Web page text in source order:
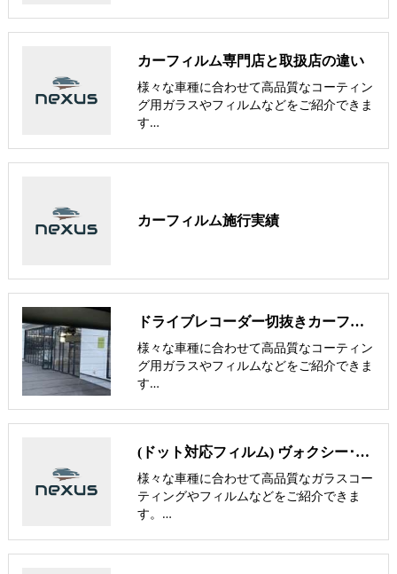
カーフィルム専門店と取扱店の違い
様々な車種に合わせて高品質なコーティン
グ用ガラスやフィルムなどをご紹介できま
す…
カーフィルム施行実績
ドライブレコーダー切抜きカーフィルム【nexus株式会社】
様々な車種に合わせて高品質なコーティン
グ用ガラスやフィルムなどをご紹介できま
す…
(ドット対応フィルム) ヴォクシー･ノア･GR86･シエンタ専用フィルム【nexus株式会社】
様々な車種に合わせて高品質なガラスコー
ティングやフィルムなどをご紹介できま
す。…